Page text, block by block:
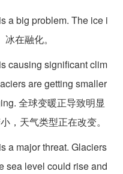
a big problem. The ice i
在融化。
causing significant clim
are getting smaller
全球变暖正导致明显
，天气类型正在改变。
a major threat. Glaciers
sea level could rise and